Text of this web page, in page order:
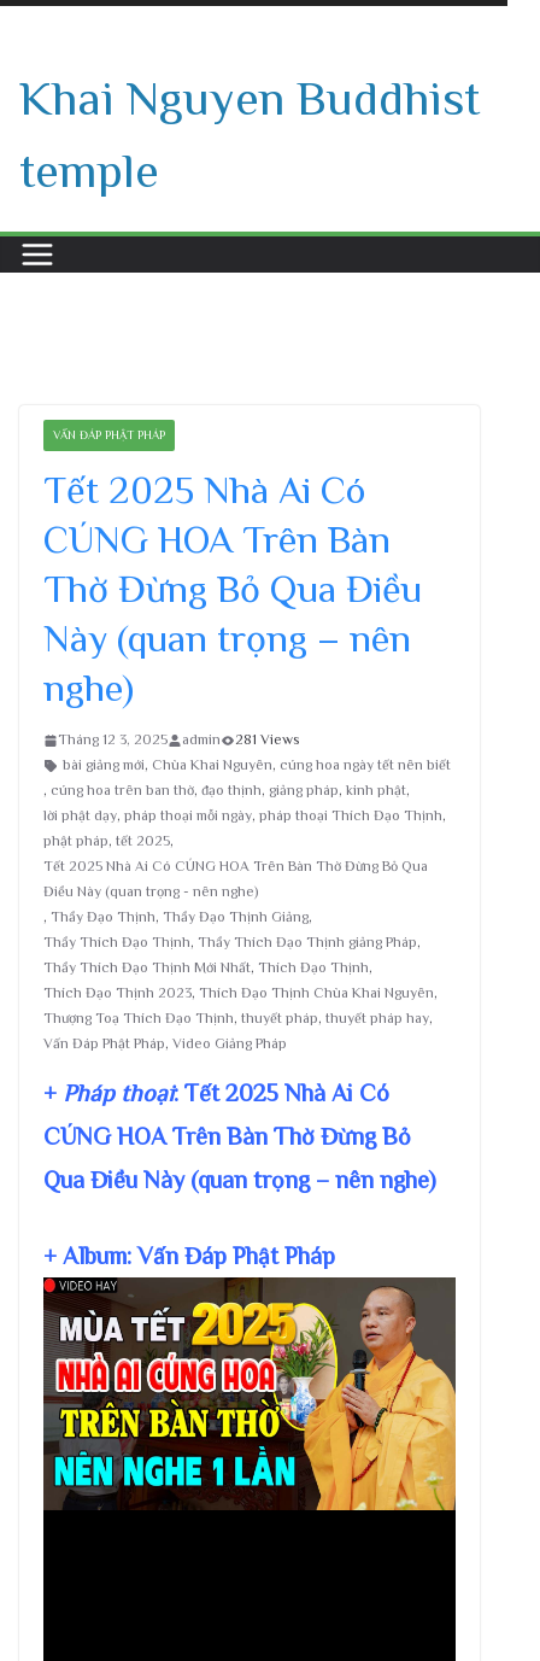
content
Khai Nguyen Buddhist
temple
VẤN ĐÁP PHẬT PHÁP
Tết 2025 Nhà Ai Có
CÚNG HOA Trên Bàn
Thờ Đừng Bỏ Qua Điều
Này (quan trọng – nên
nghe)
Tháng 12 3, 2025 admin
281 Views
bài giảng mới, Chùa Khai Nguyên, cúng hoa ngày tết nên biết
, cúng hoa trên ban thờ, đạo thịnh, giảng pháp, kinh phật,
lời phật dạy, pháp thoại mỗi ngày, pháp thoại Thích Đạo Thịnh,
phật pháp, tết 2025,
Tết 2025 Nhà Ai Có CÚNG HOA Trên Bàn Thờ Đừng Bỏ Qua
Điều Này (quan trọng - nên nghe)
, Thầy Đạo Thịnh, Thầy Đạo Thịnh Giảng,
Thầy Thích Đạo Thịnh, Thầy Thích Đạo Thịnh giảng Pháp,
Thầy Thích Đạo Thịnh Mới Nhất, Thích Đạo Thịnh,
Thích Đạo Thịnh 2023, Thích Đạo Thịnh Chùa Khai Nguyên,
Thượng Toạ Thích Đạo Thịnh, thuyết pháp, thuyết pháp hay,
Vấn Đáp Phật Pháp, Video Giảng Pháp
+ Pháp thoại: Tết 2025 Nhà Ai Có
CÚNG HOA Trên Bàn Thờ Đừng Bỏ
Qua Điều Này (quan trọng – nên nghe)
+ Album: Vấn Đáp Phật Pháp